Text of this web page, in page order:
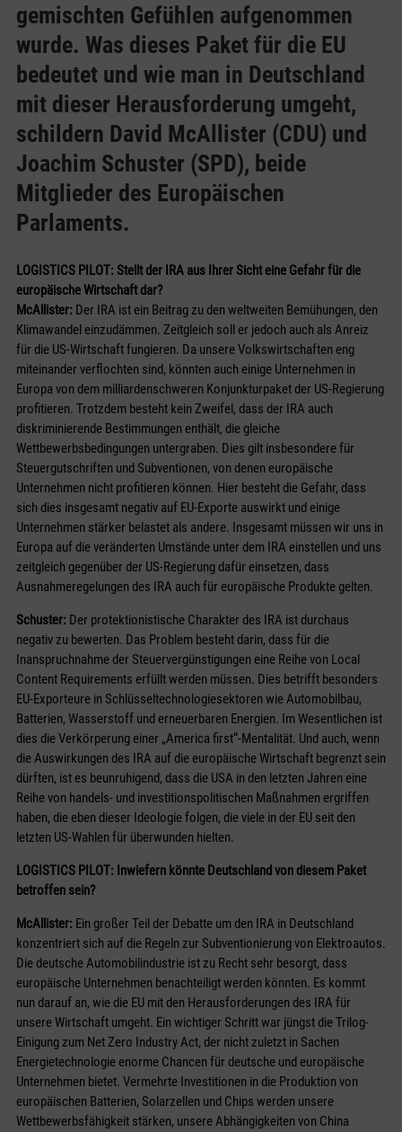
gemischten Gefühlen aufgenommen
wurde. Was dieses Paket für die EU
bedeutet und wie man in Deutschland
mit dieser Herausforderung umgeht,
schildern David McAllister (CDU) und
Joachim Schuster (SPD), beide
Mitglieder des Europäischen
Parlaments.
LOGISTICS PILOT: Stellt der IRA aus Ihrer Sicht eine Gefahr für die
europäische Wirtschaft dar?
McAllister: Der IRA ist ein Beitrag zu den weltweiten Bemühungen, den
Klimawandel einzudämmen. Zeitgleich soll er jedoch auch als Anreiz
für die US-Wirtschaft fungieren. Da unsere Volkswirtschaften eng
miteinander verflochten sind, könnten auch einige Unternehmen in
Europa von dem milliardenschweren Konjunkturpaket der US-Regierung
profitieren. Trotzdem besteht kein Zweifel, dass der IRA auch
diskriminierende Bestimmungen enthält, die gleiche
Wettbewerbsbedingungen untergraben. Dies gilt insbesondere für
Steuergutschriften und Subventionen, von denen europäische
Unternehmen nicht profitieren können. Hier besteht die Gefahr, dass
sich dies insgesamt negativ auf EU-Exporte auswirkt und einige
Unternehmen stärker belastet als andere. Insgesamt müssen wir uns in
Europa auf die veränderten Umstände unter dem IRA einstellen und uns
zeitgleich gegenüber der US-Regierung dafür einsetzen, dass
Ausnahmeregelungen des IRA auch für europäische Produkte gelten.
Schuster: Der protektionistische Charakter des IRA ist durchaus
negativ zu bewerten. Das Problem besteht darin, dass für die
Inanspruchnahme der Steuervergünstigungen eine Reihe von Local
Content Requirements erfüllt werden müssen. Dies betrifft besonders
EU-Exporteure in Schlüsseltechnologiesektoren wie Automobilbau,
Batterien, Wasserstoff und erneuerbaren Energien. Im Wesentlichen ist
dies die Verkörperung einer „America first“-Mentalität. Und auch, wenn
die Auswirkungen des IRA auf die europäische Wirtschaft begrenzt sein
dürften, ist es beunruhigend, dass die USA in den letzten Jahren eine
Reihe von handels- und investitionspolitischen Maßnahmen ergriffen
haben, die eben dieser Ideologie folgen, die viele in der EU seit den
letzten US-Wahlen für überwunden hielten.
LOGISTICS PILOT: Inwiefern könnte Deutschland von diesem Paket
betroffen sein?
McAllister: Ein großer Teil der Debatte um den IRA in Deutschland
konzentriert sich auf die Regeln zur Subventionierung von Elektroautos.
Die deutsche Automobilindustrie ist zu Recht sehr besorgt, dass
europäische Unternehmen benachteiligt werden könnten. Es kommt
nun darauf an, wie die EU mit den Herausforderungen des IRA für
unsere Wirtschaft umgeht. Ein wichtiger Schritt war jüngst die Trilog-
Einigung zum Net Zero Industry Act, der nicht zuletzt in Sachen
Energietechnologie enorme Chancen für deutsche und europäische
Unternehmen bietet. Vermehrte Investitionen in die Produktion von
europäischen Batterien, Solarzellen und Chips werden unsere
Wettbewerbsfähigkeit stärken, unsere Abhängigkeiten von China